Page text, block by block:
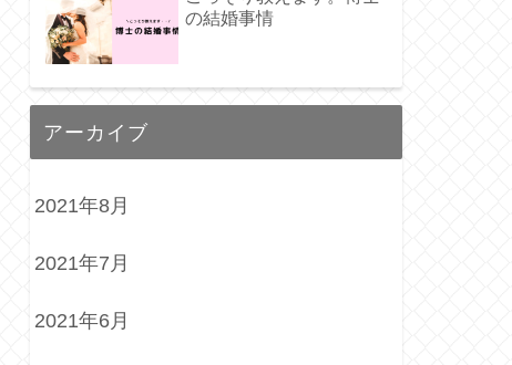
の結婚事情
アーカイブ
2021年8月
2021年7月
2021年6月